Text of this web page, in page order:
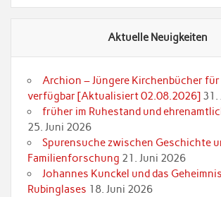
Aktuelle Neuigkeiten
Archion – Jüngere Kirchenbücher
verfügbar [Aktualisiert 02.08.2026] 31.
früher im Ruhestand und
25. Juni 2026
Spurensuche zwischen Geschichte
Familienforschung 21. Juni 2026
Johannes Kunckel und das
Rubinglases 18. Juni 2026